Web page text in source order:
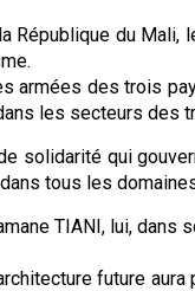
République du
armées des trois
les secteurs des
solidarité qui
tous les
TIANI, lui,
future